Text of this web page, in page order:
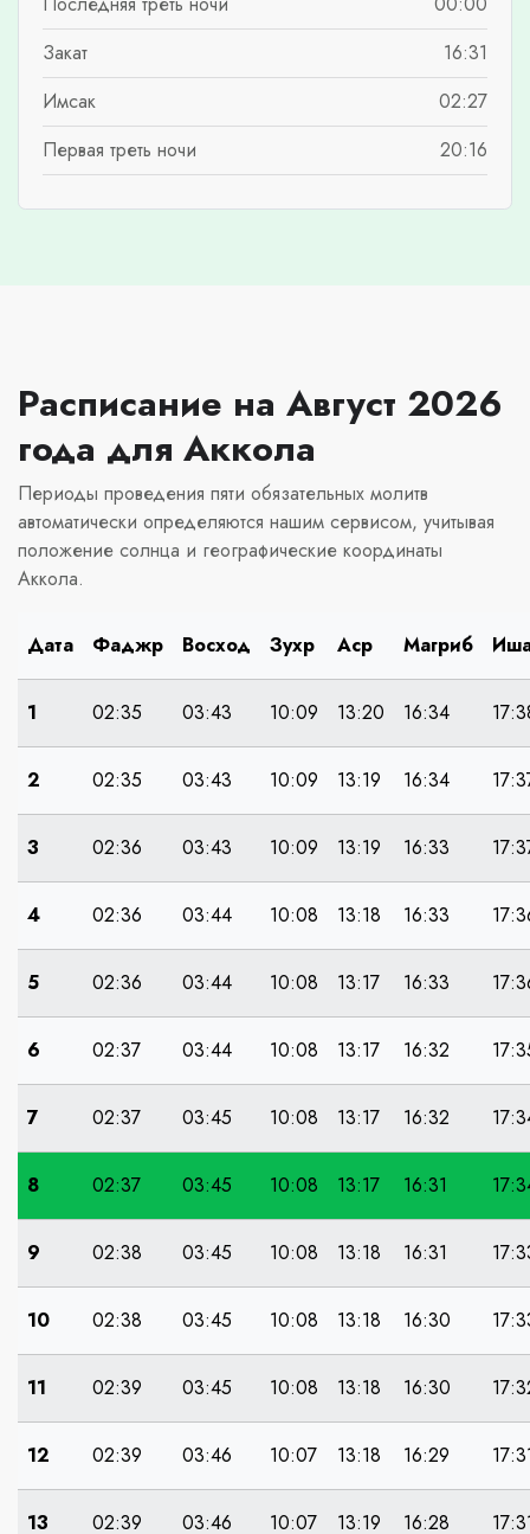
Закат
16:31
Имсак
02:27
Первая треть ночи
20:16
Расписание на Август 2026
года для Аккола
Периоды проведения пяти обязательных молитв
автоматически определяются нашим сервисом, учитывая
положение солнца и географические координаты
Аккола.
Дата Фаджр Восход Зухр Аср Магриб
1 02:35 03:43 10:09 13:20 16:34
2 02:35 03:43 10:09 13:19 16:34
3 02:36 03:43 10:09 13:19 16:33
4 02:36 03:44 10:08 13:18 16:33
5 02:36 03:44 10:08 13:17 16:33
6 02:37 03:44 10:08 13:17 16:32
7 02:37 03:45 10:08 13:17 16:32
8 02:37 03:45 10:08 13:17 16:31
9 02:38 03:45 10:08 13:18 16:31
10 02:38 03:45 10:08 13:18 16:30
11 02:39 03:45 10:08 13:18 16:30
12 02:39 03:46 10:07 13:18 16:29
13 02:39 03:46 10:07 13:19 16:28